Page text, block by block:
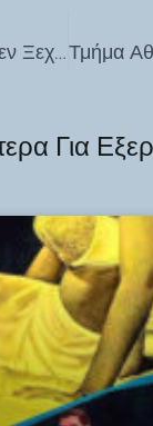
21η Απριλίου – Δεν Ξεχνάμε: Η Νίσυρος Τιμά και Θυμάται
Για